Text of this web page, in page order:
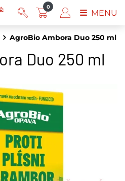
AgroBio Ambora Duo 250 ml
Duo 250 ml
0
MENU